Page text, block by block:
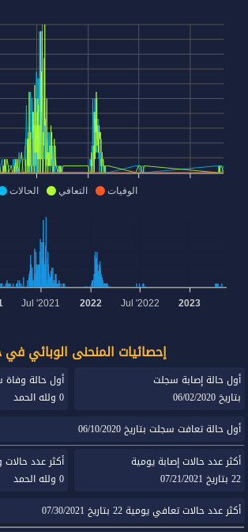
الحالات التعافي الوفيات
Jul '2021 2022 Jul '2022 2023
إحصائيات المنحنى الوبائي في
أول حالة إصابة سجلت
بتاريخ 06/02/2020
أول حالة
0 ولله الحمد
أول حالة تعافت سجلت بتاريخ 06/10/2020
أكثر عدد حالات إصابة يومية
22 بتاريخ 07/21/2021
أكثر عدد
0 ولله الحمد
أكثر عدد حالات تعافي يومية 22 بتاريخ 07/30/2021